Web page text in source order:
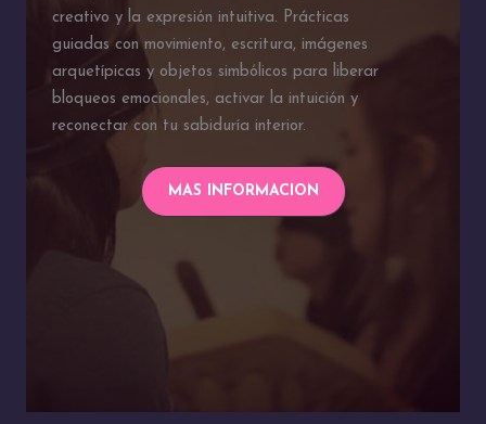
creativo y la expresión intuitiva. Prácticas
guiadas con movimiento, escritura, imágenes
arquetípicas y objetos simbólicos para liberar
bloqueos emocionales, activar la intuición y
reconectar con tu sabiduría interior.
MAS INFORMACION